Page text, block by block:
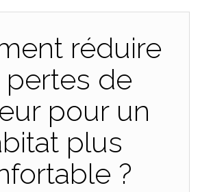
réduire
pertes de
pour un
plus
?